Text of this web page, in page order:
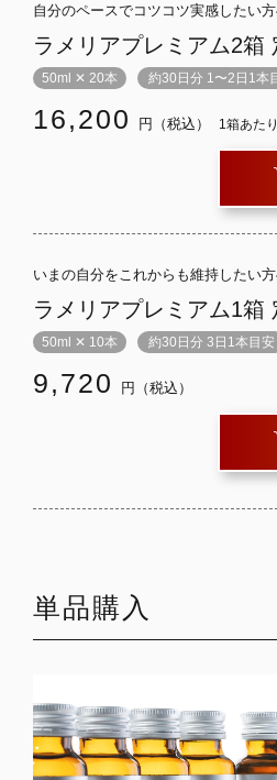
自分のペースでコツコツ実感したい
ラメリアプレミアム2箱
50ml ✕ 20本 約30日分 1〜2日1本
16,200 円（税込） 1箱あた
いまの自分をこれからも維持したい
ラメリアプレミアム1箱
50ml ✕ 10本 約30日分 3日1本目安
9,720 円（税込）
単品購入